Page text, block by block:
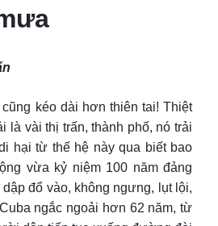
kéo dài hơn thiên tai! Thiệt
là vài thị trấn, thành phố, nó trải
hại từ thế hệ này qua biết bao
vừa kỷ niệm 100 năm đảng
đổ vào, không ngưng, lụt lội,
ngắc ngoải hơn 62 năm, từ